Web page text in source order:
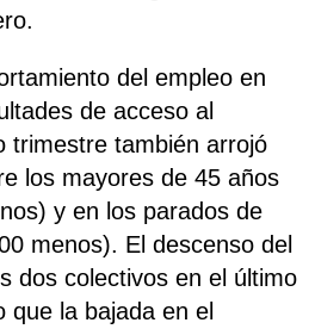
del empleo en
de acceso al
trimestre también arrojó
los mayores de 45 años
y en los parados de
menos). El descenso del
dos colectivos en el último
que la bajada en el